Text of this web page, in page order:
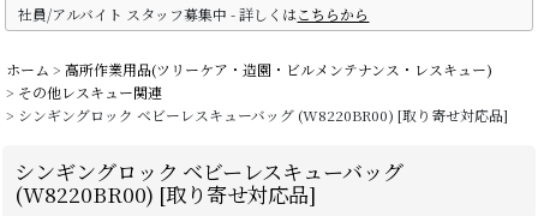
社員/アルバイト スタッフ募集中 - 詳しくはこちらから
ホーム > 高所作業用品(ツリーケア・造園・ビルメンテナンス・レスキュー)
> その他レスキュー関連
> シンギングロック ベビーレスキューバッグ (W8220BR00) [取り寄せ対応品]
シンギングロック ベビーレスキューバッグ
(W8220BR00) [取り寄せ対応品]